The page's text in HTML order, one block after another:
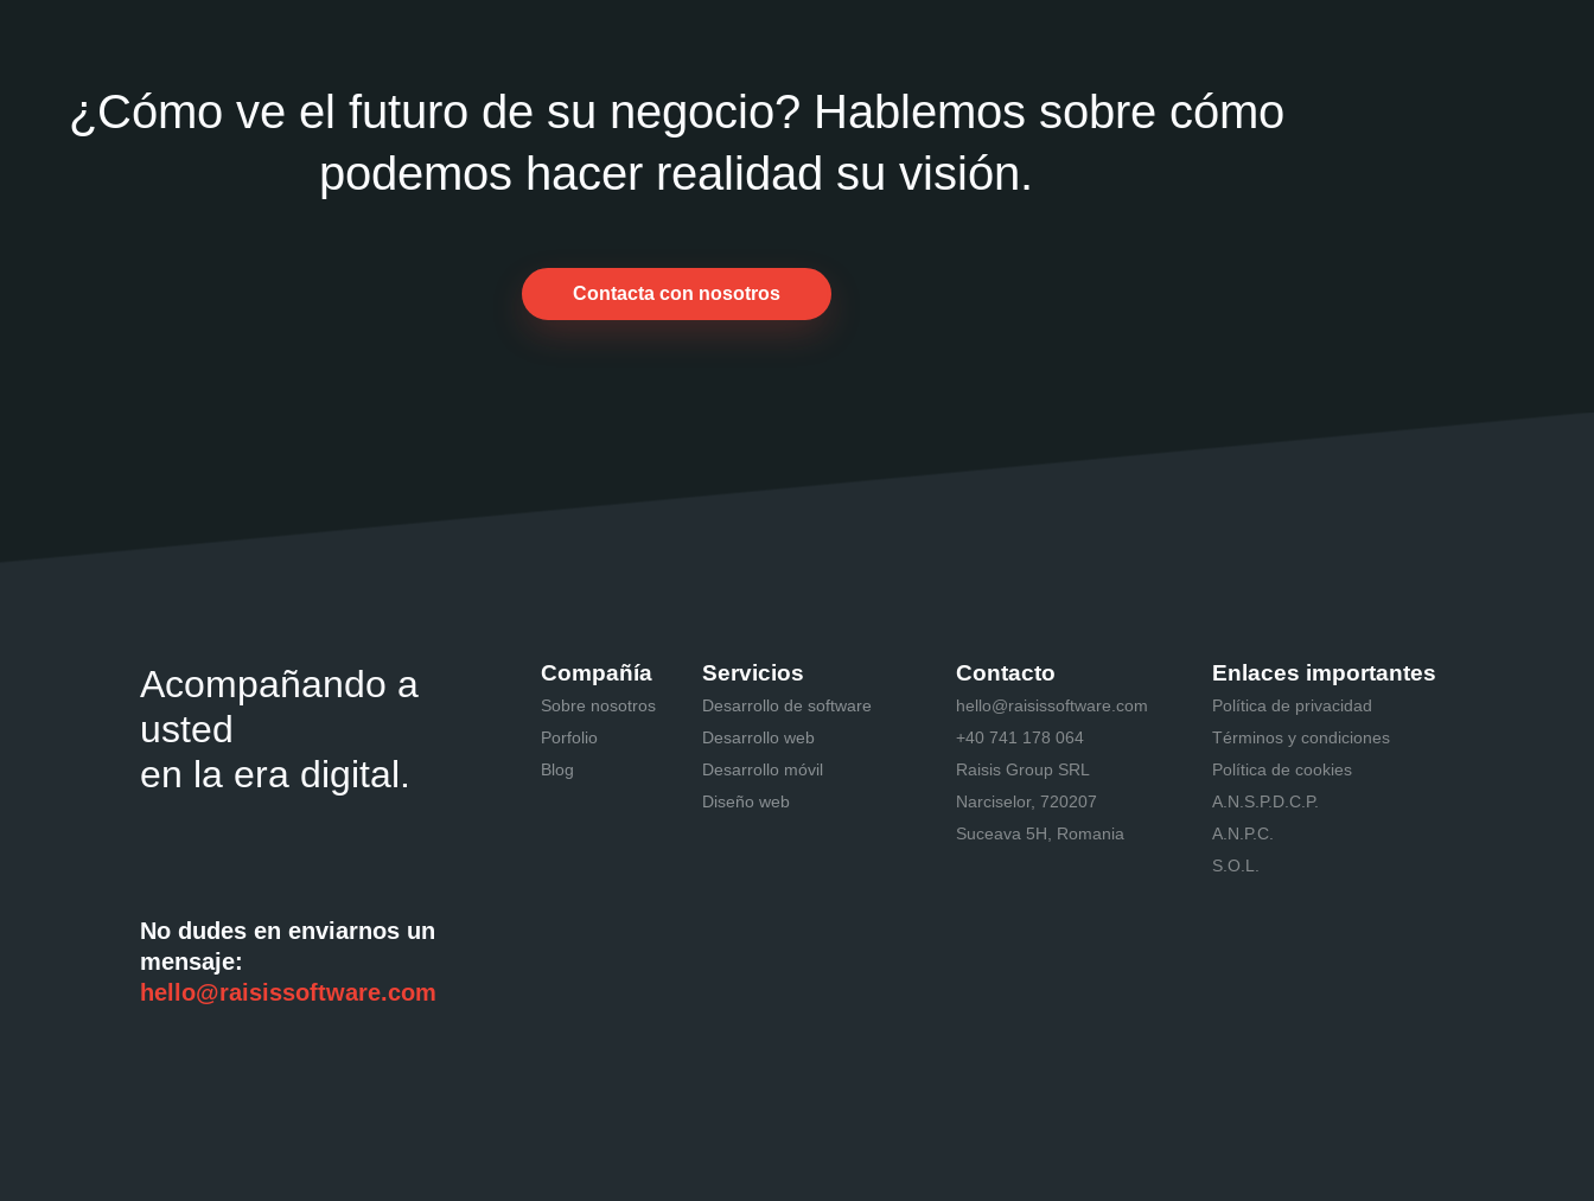
¿Cómo ve el futuro de su negocio? Hablemos sobre cómo
podemos hacer realidad su visión.
Contacta con nosotros
Acompañando a
usted
en la era digital.
No dudes en enviarnos un
mensaje:
hello@raisissoftware.com
Compañía
Sobre nosotros
Porfolio
Blog
Servicios
Desarrollo de software
Desarrollo web
Desarrollo móvil
Diseño web
Contacto
hello@raisissoftware.com
+40 741 178 064
Raisis Group SRL
Narciselor, 720207
Suceava 5H, Romania
Enlaces importantes
Política de privacidad
Términos y condiciones
Política de cookies
A.N.S.P.D.C.P.
A.N.P.C.
S.O.L.